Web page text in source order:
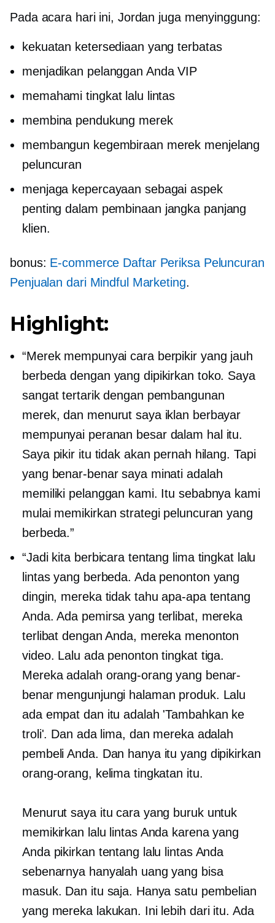
Pada acara hari ini, Jordan juga menyinggung:
kekuatan ketersediaan yang terbatas
menjadikan pelanggan Anda VIP
memahami tingkat lalu lintas
membina pendukung merek
membangun kegembiraan merek menjelang
peluncuran
menjaga kepercayaan sebagai aspek
penting dalam pembinaan jangka panjang
klien.
bonus: E-commerce Daftar Periksa Peluncuran
Penjualan dari Mindful Marketing.
Highlight:
“Merek mempunyai cara berpikir yang jauh
berbeda dengan yang dipikirkan toko. Saya
sangat tertarik dengan pembangunan
merek, dan menurut saya iklan berbayar
mempunyai peranan besar dalam hal itu.
Saya pikir itu tidak akan pernah hilang. Tapi
yang benar-benar saya minati adalah
memiliki pelanggan kami. Itu sebabnya kami
mulai memikirkan strategi peluncuran yang
berbeda.”
“Jadi kita berbicara tentang lima tingkat lalu
lintas yang berbeda. Ada penonton yang
dingin, mereka tidak tahu apa-apa tentang
Anda. Ada pemirsa yang terlibat, mereka
terlibat dengan Anda, mereka menonton
video. Lalu ada penonton tingkat tiga.
Mereka adalah orang-orang yang benar-
benar mengunjungi halaman produk. Lalu
ada empat dan itu adalah 'Tambahkan ke
troli'. Dan ada lima, dan mereka adalah
pembeli Anda. Dan hanya itu yang dipikirkan
orang-orang, kelima tingkatan itu.
Menurut saya itu cara yang buruk untuk
memikirkan lalu lintas Anda karena yang
Anda pikirkan tentang lalu lintas Anda
sebenarnya hanyalah uang yang bisa
masuk. Dan itu saja. Hanya satu pembelian
yang mereka lakukan. Ini lebih dari itu. Ada